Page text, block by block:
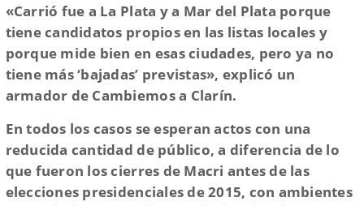
«Carrió fue a La Plata y a Mar del Plata porque
tiene candidatos propios en las listas locales y
porque mide bien en esas ciudades, pero ya no
tiene más ‘bajadas’ previstas», explicó un
armador de Cambiemos a Clarín.
En todos los casos se esperan actos con una
reducida cantidad de público, a diferencia de lo
que fueron los cierres de Macri antes de las
elecciones presidenciales de 2015, con ambientes